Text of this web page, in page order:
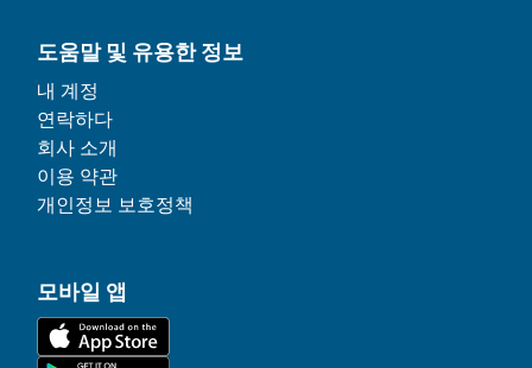
도움말 및 유용한 정보
내 계정
연락하다
회사 소개
이용 약관
개인정보 보호정책
모바일 앱